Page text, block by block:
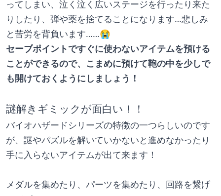
ってしまい、泣く泣く広いステージを行ったり来た
りしたり、弾や薬を捨てることになります…悲しみ
と苦労を背負います……😭
セーブポイントですぐに使わないアイテムを預ける
ことができるので、こまめに預けて鞄の中を少しで
も開けておくようにしましょう！
謎解きギミックが面白い！！
バイオハザードシリーズの特徴の一つらしいのです
が、謎やパズルを解いていかないと進めなかったり
手に入らないアイテムが出て来ます！
メダルを集めたり、パーツを集めたり、回路を繋げ